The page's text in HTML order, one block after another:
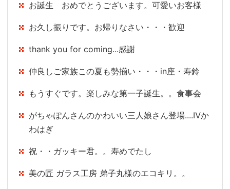
お誕生 おめでとうございます。可愛いお客様
お久し振りです。お帰りなさい・・・歓迎
thank you for coming...感謝
仲良しご家族この夏も勢揃い・・・in座・寿鈴
もうすぐです。楽しみな第一子誕生。。食事会
がちゃぽんさんのかわいい三人娘さん登場....Ⅳか
わはぎ
祝・・ガッキー君。。寿めでたし
美の匠 ガラス工房 弟子丸様のエコキリ。。